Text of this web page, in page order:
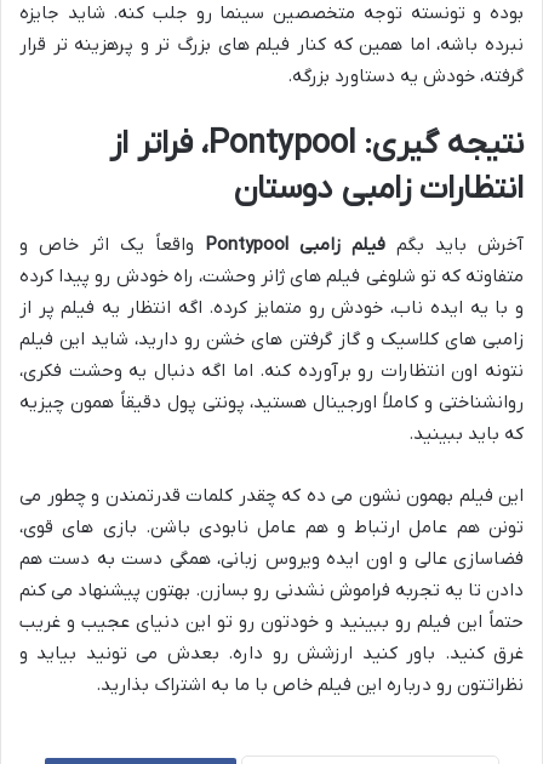
بوده و تونسته توجه متخصصین سینما رو جلب کنه. شاید جایزه
نبرده باشه، اما همین که کنار فیلم های بزرگ تر و پرهزینه تر قرار
گرفته، خودش یه دستاورد بزرگه.
نتیجه گیری: Pontypool، فراتر از
انتظارات زامبی دوستان
آخرش باید بگم فیلم زامبی Pontypool
واقعاً یک اثر خاص و
متفاوته که تو شلوغی فیلم های ژانر وحشت، راه خودش رو پیدا کرده
و با یه ایده ناب، خودش رو متمایز کرده. اگه انتظار یه فیلم پر از
زامبی های کلاسیک و گاز گرفتن های خشن رو دارید، شاید این فیلم
نتونه اون انتظارات رو برآورده کنه. اما اگه دنبال یه وحشت فکری،
روانشناختی و کاملاً اورجینال هستید، پونتی پول دقیقاً همون چیزیه
که باید ببینید.
این فیلم بهمون نشون می ده که چقدر کلمات قدرتمندن و چطور می
تونن هم عامل ارتباط و هم عامل نابودی باشن. بازی های قوی،
فضاسازی عالی و اون ایده ویروس زبانی، همگی دست به دست هم
دادن تا یه تجربه فراموش نشدنی رو بسازن. بهتون پیشنهاد می کنم
حتماً این فیلم رو ببینید و خودتون رو تو این دنیای عجیب و غریب
غرق کنید. باور کنید ارزشش رو داره. بعدش می تونید بیاید و
نظراتتون رو درباره این فیلم خاص با ما به اشتراک بذارید.